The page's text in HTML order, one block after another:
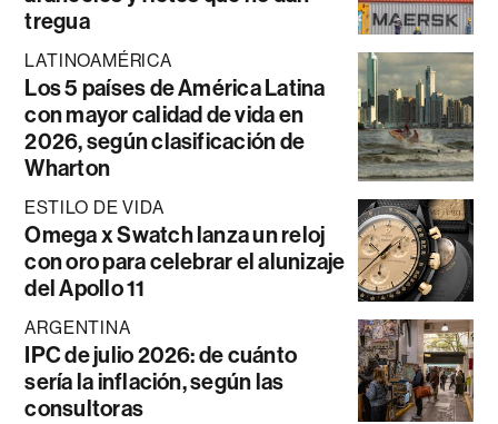
tregua
LATINOAMÉRICA
Los 5 países de América Latina
con mayor calidad de vida en
2026, según clasificación de
Wharton
ESTILO DE VIDA
Omega x Swatch lanza un reloj
con oro para celebrar el alunizaje
del Apollo 11
ARGENTINA
IPC de julio 2026: de cuánto
sería la inflación, según las
consultoras